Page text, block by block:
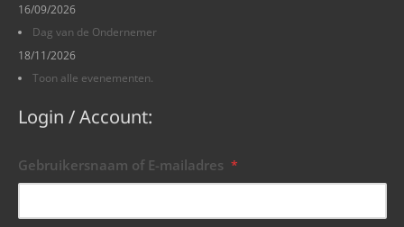
16/09/2026
Dag van de Ondernemer
18/11/2026
Toon alle evenementen.
Login / Account:
Gebruikersnaam of E-mailadres *